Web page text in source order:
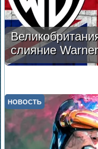
слияние
НОВОСТЬ